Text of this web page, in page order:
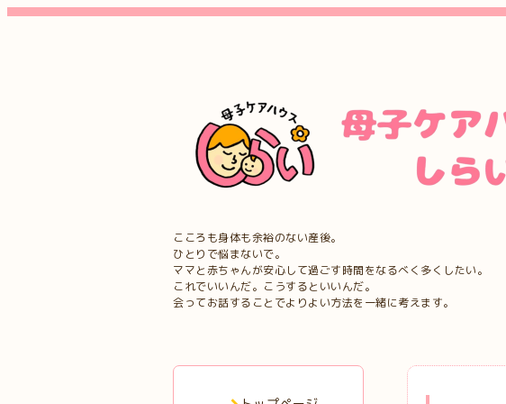
こころも身体も余裕のない産後。
ひとりで悩まないで。
ママと赤ちゃんが安心して過ごす時間をなるべく多くしたい。
これでいいんだ。こうするといいんだ。
会ってお話することでよりよい方法を一緒に考えます。